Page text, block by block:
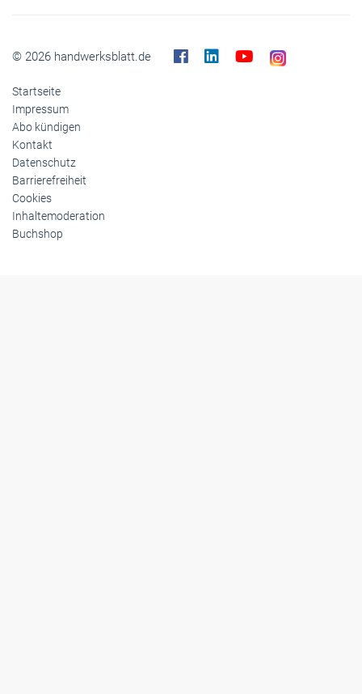
© 2026 handwerksblatt.de
Startseite
Impressum
Abo kündigen
Kontakt
Datenschutz
Barrierefreiheit
Cookies
Inhaltemoderation
Buchshop